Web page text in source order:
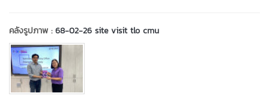
คลังรูปภาพ :68-02-26 site visit tlo cmu